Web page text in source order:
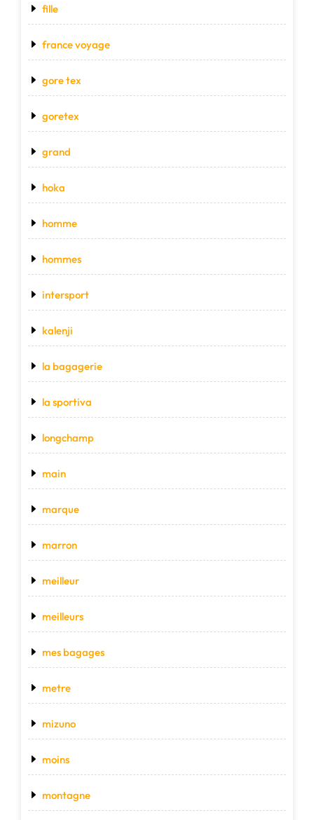
fille
france voyage
gore tex
goretex
grand
hoka
homme
hommes
intersport
kalenji
la bagagerie
la sportiva
longchamp
main
marque
marron
meilleur
meilleurs
mes bagages
metre
mizuno
moins
montagne